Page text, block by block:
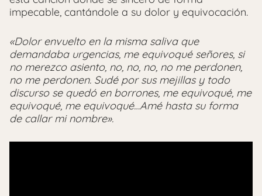
impecable, cantándole a su dolor y equivocación.
«Dolor envuelto en la misma saliva que
demandaba urgencias, me equivoqué señores, si
no merezco asiento, no, no, no, no me perdonen,
no me perdonen. Sudé por sus mejillas y todo
discurso se quedó en borrones, me equivoqué, me
equivoqué, me equivoqué…Amé hasta su forma
de callar mi nombre».